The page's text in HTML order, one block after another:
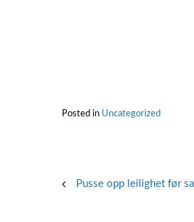
Posted in Uncategorized
PostPusse opp leilighet før